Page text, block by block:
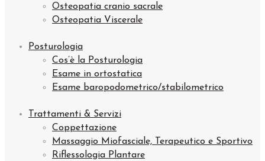
Osteopatia cranio sacrale
Osteopatia Viscerale
Posturologia
Cos’è la Posturologia
Esame in ortostatica
Esame baropodometrico/stabilometrico
Trattamenti & Servizi
Coppettazione
Massaggio Miofasciale, Terapeutico e Sportivo
Riflessologia Plantare